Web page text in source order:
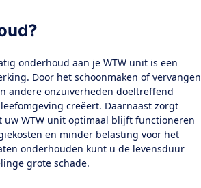
onderhoud aan je WTW unit is een
Door het schoonmaken of vervangen
andere onzuiverheden doeltreffend
creëert. Daarnaast zorgt
WTW unit optimaal blijft functioneren
en minder belasting voor het
onderhouden kunt u de levensduur
grote schade.